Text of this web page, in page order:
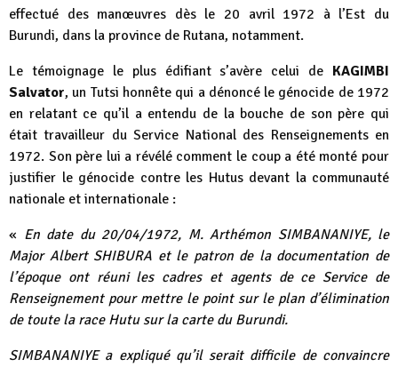
effectué des manœuvres dès le 20 avril 1972 à l’Est du
Burundi, dans la province de Rutana, notamment.
Le témoignage le plus édifiant s’avère celui de KAGIMBI
Salvator, un Tutsi honnête qui a dénoncé le génocide de 1972
en relatant ce qu’il a entendu de la bouche de son père qui
était travailleur du Service National des Renseignements en
1972. Son père lui a révélé comment le coup a été monté pour
justifier le génocide contre les Hutus devant la communauté
nationale et internationale :
« En date du 20/04/1972, M. Arthémon SIMBANANIYE, le
Major Albert SHIBURA et le patron de la documentation de
l’époque ont réuni les cadres et agents de ce Service de
Renseignement pour mettre le point sur le plan d’élimination
de toute la race Hutu sur la carte du Burundi.
SIMBANANIYE a expliqué qu’il serait difficile de convaincre